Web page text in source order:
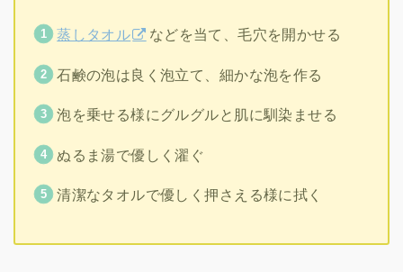
蒸しタオル などを当て、毛穴を開かせる
石鹸の泡は良く泡立て、細かな泡を作る
泡を乗せる様にグルグルと肌に馴染ませる
ぬるま湯で優しく濯ぐ
清潔なタオルで優しく押さえる様に拭く